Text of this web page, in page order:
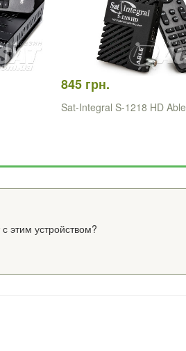
845 грн.
Sat-Integral S-1218 HD Able
этим устройством?